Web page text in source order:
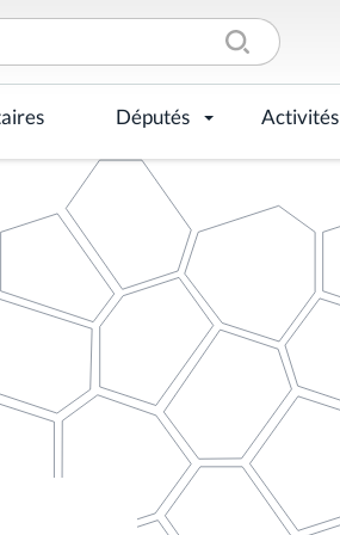
Députés Activités